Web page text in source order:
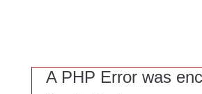
Mikroplastik
A PHP Error was
A PHP Error was